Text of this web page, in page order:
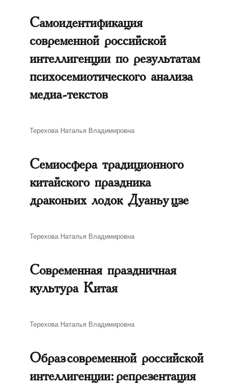
Самоидентификация
современной российской
интеллигенции по результатам
психосемиотического анализа
медиа-текстов
Автор
Терехова Наталья Владимировна
Семиосфера традиционного
китайского праздника
драконьих лодок Дуаньу цзе
Автор
Терехова Наталья Владимировна
Современная праздничная
культура Китая
Автор
Терехова Наталья Владимировна
Образ современной российской
интеллигенции: репрезентация